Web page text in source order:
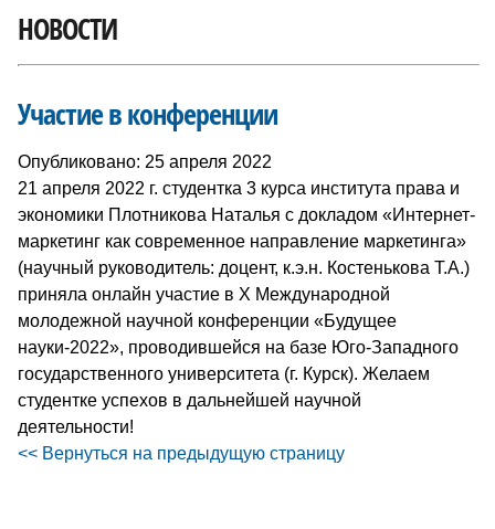
НОВОСТИ
Участие в конференции
Опубликовано: 25 апреля 2022
21 апреля 2022 г. студентка 3 курса института права и
экономики Плотникова Наталья с докладом «Интернет-
маркетинг как современное направление маркетинга»
(научный руководитель: доцент, к.э.н. Костенькова Т.А.)
приняла онлайн участие в Х Международной
молодежной научной конференции «Будущее
науки-2022», проводившейся на базе Юго-Западного
государственного университета (г. Курск). Желаем
студентке успехов в дальнейшей научной
деятельности!
<< Вернуться на предыдущую страницу